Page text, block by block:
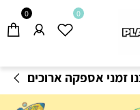
משלוחים חינם
0 0